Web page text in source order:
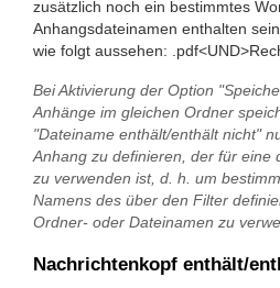
zusätzlich noch ein bestimmtes
Anhangsdateinamen enthalten
wie folgt aussehen:
Bei Aktivierung der Option
Anhänge im gleichen Ordner
"Dateiname enthält/enthält nicht"
Anhang zu definieren, der für eine
zu verwenden ist, d. h. um
Namens des über den Filter
Ordner- oder Dateinamen zu
Nachrichtenkopf enthält/